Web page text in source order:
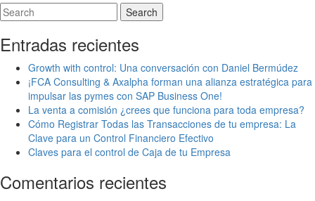
Search
Entradas recientes
Growth with control: Una conversación con Daniel Bermúdez
¡FCA Consulting & Axalpha forman una alianza estratégica para
impulsar las pymes con SAP Business One!
La venta a comisión ¿crees que funciona para toda empresa?
Cómo Registrar Todas las Transacciones de tu empresa: La
Clave para un Control Financiero Efectivo
Claves para el control de Caja de tu Empresa
Comentarios recientes